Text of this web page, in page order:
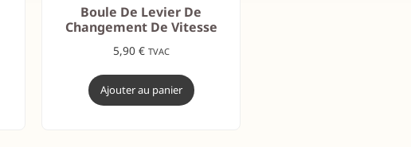
Boule De Levier De
Changement De Vitesse
5,90 € TVAC
Ajouter au panier